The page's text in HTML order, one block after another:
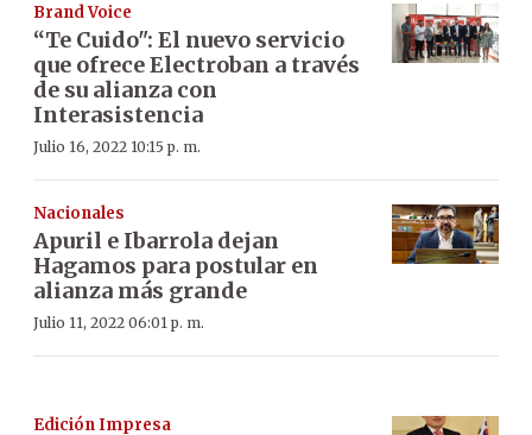
Brand Voice
“Te Cuido": El nuevo servicio
que ofrece Electroban a través
de su alianza con
Interasistencia
Julio 16, 2022 10:15 p. m.
Nacionales
Apuril e Ibarrola dejan
Hagamos para postular en
alianza más grande
Julio 11, 2022 06:01 p. m.
Edición Impresa